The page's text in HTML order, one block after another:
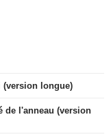
(version longue)
de l'anneau (version